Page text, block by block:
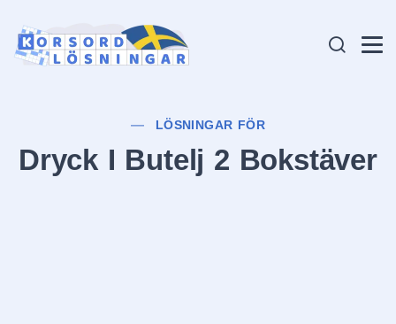
LÖSNINGAR FÖR
Dryck I Butelj 2 Bokstäver